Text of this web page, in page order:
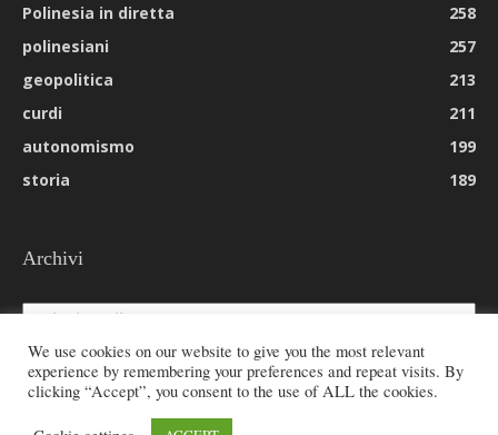
Polinesia in diretta
258
polinesiani
257
geopolitica
213
curdi
211
autonomismo
199
storia
189
Archivi
Archivi
© 2026 All rights reserved - Etnie -
We use cookies on our website to give you the most relevant
experience by remembering your preferences and repeat visits. By
clicking “Accept”, you consent to the use of ALL the cookies.